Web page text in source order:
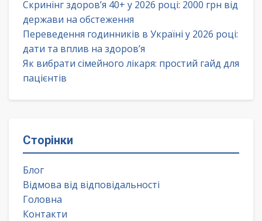
Скринінг здоров’я 40+ у 2026 році: 2000 грн від
держави на обстеження
Переведення годинників в Україні у 2026 році:
дати та вплив на здоров’я
Як вибрати сімейного лікаря: простий гайд для
пацієнтів
Сторінки
Блог
Відмова від відповідальності
Головна
Контакти